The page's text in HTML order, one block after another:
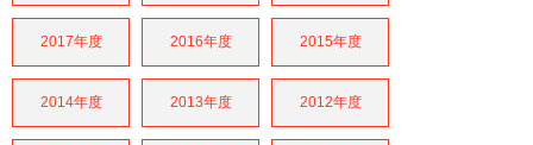
2017年度 2016年度 2015年度
2014年度 2013年度 2012年度